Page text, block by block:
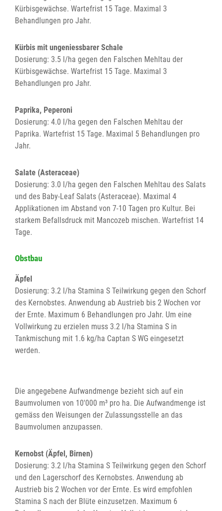
Kürbisgewächse. Wartefrist 15 Tage. Maximal 3
Behandlungen pro Jahr.
Kürbis mit ungeniessbarer Schale
Dosierung: 3.5 l/ha gegen den Falschen Mehltau der
Kürbisgewächse. Wartefrist 15 Tage. Maximal 3
Behandlungen pro Jahr.
Paprika, Peperoni
Dosierung: 4.0 l/ha gegen den Falschen Mehltau der
Paprika. Wartefrist 15 Tage. Maximal 5 Behandlungen pro
Jahr.
Salate (Asteraceae)
Dosierung: 3.0 l/ha gegen den Falschen Mehltau des Salats
und des Baby-Leaf Salats (Asteraceae). Maximal 4
Applikationen im Abstand von 7-10 Tagen pro Kultur. Bei
starkem Befallsdruck mit Mancozeb mischen. Wartefrist 14
Tage.
Obstbau
Äpfel
Dosierung: 3.2 l/ha Stamina S Teilwirkung gegen den Schorf
des Kernobstes. Anwendung ab Austrieb bis 2 Wochen vor
der Ernte. Maximum 6 Behandlungen pro Jahr. Um eine
Vollwirkung zu erzielen muss 3.2 l/ha Stamina S in
Tankmischung mit 1.6 kg/ha Captan S WG eingesetzt
werden.
Die angegebene Aufwandmenge bezieht sich auf ein
Baumvolumen von 10'000 m³ pro ha. Die Aufwandmenge ist
gemäss den Weisungen der Zulassungsstelle an das
Baumvolumen anzupassen.
Kernobst (Äpfel, Birnen)
Dosierung: 3.2 l/ha Stamina S Teilwirkung gegen den Schorf
und den Lagerschorf des Kernobstes. Anwendung ab
Austrieb bis 2 Wochen vor der Ernte. Es wird empfohlen
Stamina S nach der Blüte einzusetzen. Maximum 6